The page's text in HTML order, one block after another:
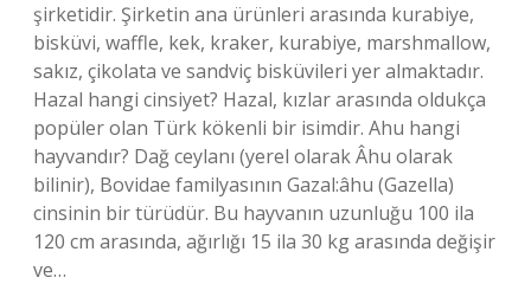
şirketidir. Şirketin ana ürünleri arasında kurabiye,
bisküvi, waffle, kek, kraker, kurabiye, marshmallow,
sakız, çikolata ve sandviç bisküvileri yer almaktadır.
Hazal hangi cinsiyet? Hazal, kızlar arasında oldukça
popüler olan Türk kökenli bir isimdir. Ahu hangi
hayvandır? Dağ ceylanı (yerel olarak Âhu olarak
bilinir), Bovidae familyasının Gazal:âhu (Gazella)
cinsinin bir türüdür. Bu hayvanın uzunluğu 100 ila
120 cm arasında, ağırlığı 15 ila 30 kg arasında değişir
ve…